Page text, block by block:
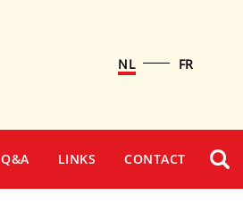
NL FR
Q&A LINKS CONTACT